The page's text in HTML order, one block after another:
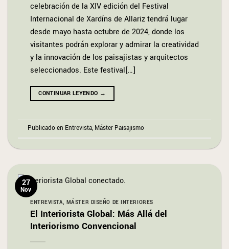
celebración de la XIV edición del Festival
Internacional de Xardíns de Allariz tendrá lugar
desde mayo hasta octubre de 2024, donde los
visitantes podrán explorar y admirar la creatividad
y la innovación de los paisajistas y arquitectos
seleccionados. Este festival[…]
CONTINUAR LEYENDO →
Publicado en Entrevista, Máster Paisajismo
27
Nov
ENTREVISTA, MÁSTER DISEÑO DE INTERIORES
El Interiorista Global: Más Allá del
Interiorismo Convencional